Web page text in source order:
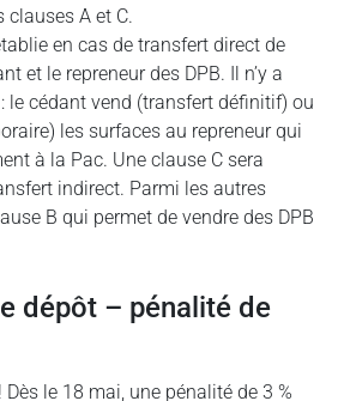
clauses A et C.
en cas de transfert direct de
et le repreneur des DPB. Il n’y a
le cédant vend (transfert définitif) ou
les surfaces au repreneur qui
à la Pac. Une clause C sera
indirect. Parmi les autres
B qui permet de vendre des DPB
dépôt – pénalité de
le 18 mai, une pénalité de 3 %